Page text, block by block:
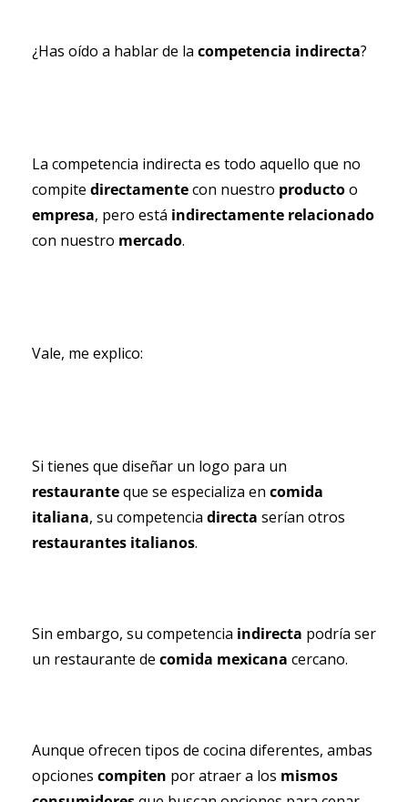
¿Has oído a hablar de la competencia indirecta?
La competencia indirecta es todo aquello que no
compite directamente con nuestro producto
empresa, pero está
con nuestro mercado.
Vale, me explico:
restaurante que se especializa en comida
italiana, su competencia directa
restaurantes italianos.
Sin embargo, su competencia indirecta podría ser
un restaurante de comida mexicana cercano.
Aunque ofrecen tipos de cocina diferentes, ambas
opciones compiten por atraer a los mismos